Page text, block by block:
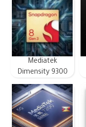
Mediatek
Dimensity 9300